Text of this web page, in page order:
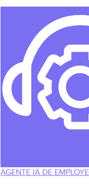
AGENTE IA DE